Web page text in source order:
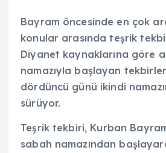
Bayram öncesinde en çok
konular arasında teşrik
Diyanet kaynaklarına göre
namazıyla başlayan
dördüncü günü ikindi
sürüyor.
Teşrik tekbiri, Kurban
sabah namazından